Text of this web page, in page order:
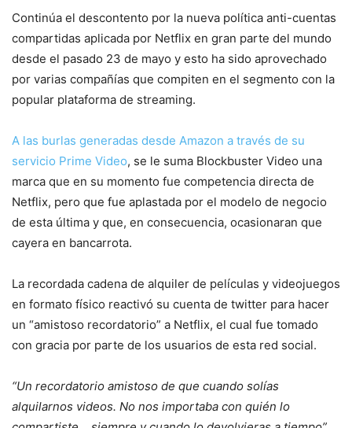
Continúa el descontento por la nueva política anti-cuentas
compartidas aplicada por Netflix en gran parte del mundo
desde el pasado 23 de mayo y esto ha sido aprovechado
por varias compañías que compiten en el segmento con la
popular plataforma de streaming.
A las burlas generadas desde Amazon a través de su
servicio Prime Video, se le suma Blockbuster Video una
marca que en su momento fue competencia directa de
Netflix, pero que fue aplastada por el modelo de negocio
de esta última y que, en consecuencia, ocasionaran que
cayera en bancarrota.
La recordada cadena de alquiler de películas y videojuegos
en formato físico reactivó su cuenta de twitter para hacer
un “amistoso recordatorio” a Netflix, el cual fue tomado
con gracia por parte de los usuarios de esta red social.
“Un recordatorio amistoso de que cuando solías
alquilarnos videos. No nos importaba con quién lo